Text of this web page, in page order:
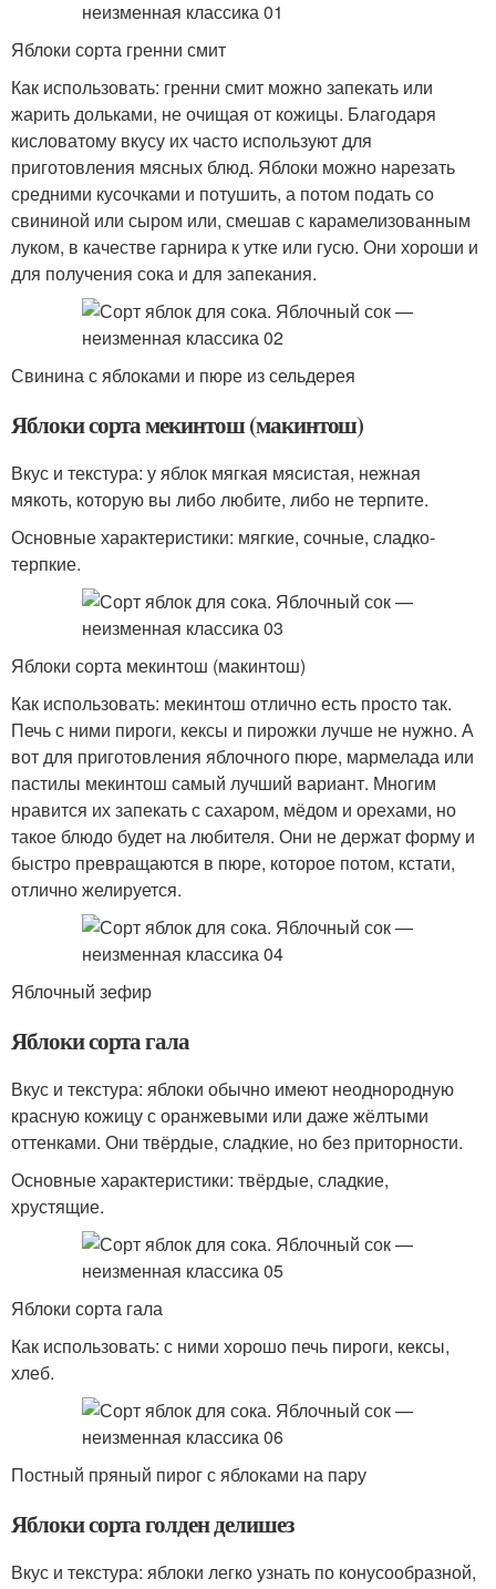
Яблоки сорта гренни смит
Как использовать: гренни смит можно запекать или
жарить дольками, не очищая от кожицы. Благодаря
кисловатому вкусу их часто используют для
приготовления мясных блюд. Яблоки можно нарезать
средними кусочками и потушить, а потом подать со
свининой или сыром или, смешав с карамелизованным
луком, в качестве гарнира к утке или гусю. Они хороши и
для получения сока и для запекания.
Свинина с яблоками и пюре из сельдерея
Яблоки сорта мекинтош (макинтош)
Вкус и текстура: у яблок мягкая мясистая, нежная
мякоть, которую вы либо любите, либо не терпите.
Основные характеристики: мягкие, сочные, сладко-
терпкие.
Яблоки сорта мекинтош (макинтош)
Как использовать: мекинтош отлично есть просто так.
Печь с ними пироги, кексы и пирожки лучше не нужно. А
вот для приготовления яблочного пюре, мармелада или
пастилы мекинтош самый лучший вариант. Многим
нравится их запекать с сахаром, мёдом и орехами, но
такое блюдо будет на любителя. Они не держат форму и
быстро превращаются в пюре, которое потом, кстати,
отлично желируется.
Яблочный зефир
Яблоки сорта гала
Вкус и текстура: яблоки обычно имеют неоднородную
красную кожицу с оранжевыми или даже жёлтыми
оттенками. Они твёрдые, сладкие, но без приторности.
Основные характеристики: твёрдые, сладкие,
хрустящие.
Яблоки сорта гала
Как использовать: с ними хорошо печь пироги, кексы,
хлеб.
Постный пряный пирог с яблоками на пару
Яблоки сорта голден делишез
Вкус и текстура: яблоки легко узнать по конусообразной,